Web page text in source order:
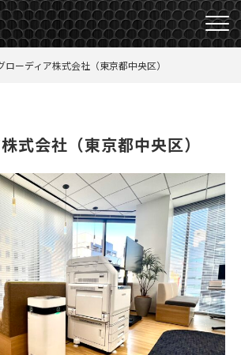
ローディア株式会社（東京都中央区）
式会社（東京都中央区）